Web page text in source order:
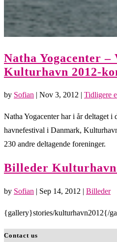
Natha Yogacenter
Kulturhavn 2012-
by Sofian | Nov 3, 2012 | Tidligere
Natha Yogacenter har i år deltaget i
havnefestival i Danmark,
230 andre deltagende foreninger.
Billeder Kulturhavn
by Sofian | Sep 14, 2012 | Billeder
{gallery}stories/kulturhavn2012{/
Contact us